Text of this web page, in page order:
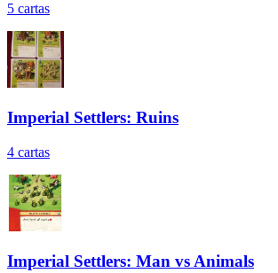
5 cartas
Imperial Settlers: Ruins
4 cartas
Imperial Settlers: Man vs Animals